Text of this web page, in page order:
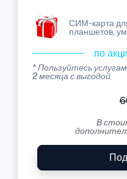
СИМ-карта
планшетов,
по
* Пользуйтесь
2 месяца с выгодой
В